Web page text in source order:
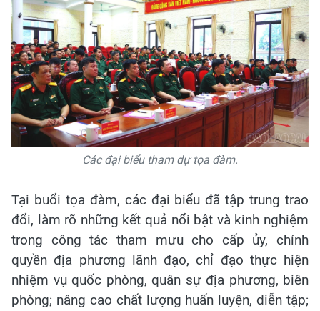
Các đại biểu tham dự tọa đàm.
Tại buổi tọa đàm, các đại biểu đã tập trung trao
đổi, làm rõ những kết quả nổi bật và kinh nghiệm
trong công tác tham mưu cho cấp ủy, chính
quyền địa phương lãnh đạo, chỉ đạo thực hiện
nhiệm vụ quốc phòng, quân sự địa phương, biên
phòng; nâng cao chất lượng huấn luyện, diễn tập;